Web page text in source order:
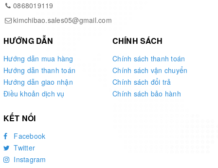
động ổn định, êm, bền bỉ đem lại hiệu quả cao trong công
việc tiết kiệm chi phí nhân công đáng kể.
Thân tời được làm từ hợp kim cứng chắc chống và đập tốt,
bên ngoài bao phủ một lớp sơn tĩnh điện giúp cho tời hoạt
động được trong nhiều các môi trường làm việc khắc
nghiệt.
Tay bấm điều khiển nhỏ gọn cùng 2 nút bấm đơn giản dễ
sử dụng, không cần người có chuyên môn cao
0868019119
kimchibao.sales05@gmail.com
HƯỚNG DẪN
Hướng dẫn mua hàng
Hướng dẫn thanh toán
Hướng dẫn giao nhận
Điều khoản dịch vụ
CHÍNH SÁCH
Chính sách thanh toán
Chính sách vận chuyển
Chính sách đổi trả
Chính sách bảo hành
KẾT NỐI
Facebook
Twitter
Instagram